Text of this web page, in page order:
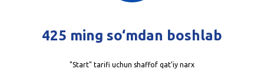
425 ming so‘mdan boshlab
"Start" tarifi uchun shaffof qat’iy narx